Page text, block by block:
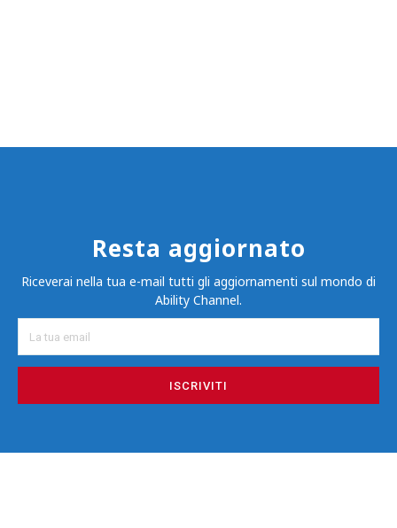
Resta aggiornato
Riceverai nella tua e-mail tutti gli aggiornamenti sul mondo di
Ability Channel.
ISCRIVITI